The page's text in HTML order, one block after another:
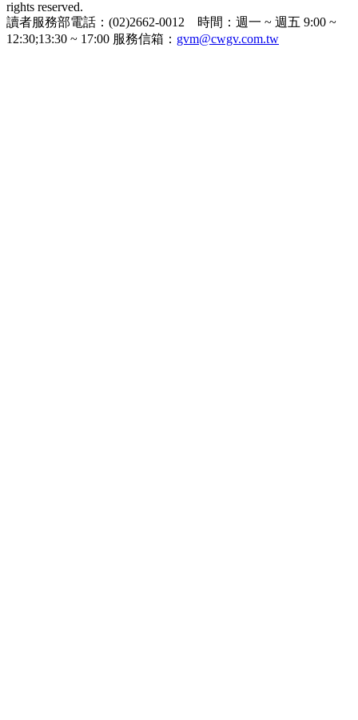
rights reserved.
讀者服務部電話：(02)2662-0012 時間：週一 ~ 週五 9:00 ~
12:30;13:30 ~ 17:00 服務信箱： gvm@cwgv.com.tw